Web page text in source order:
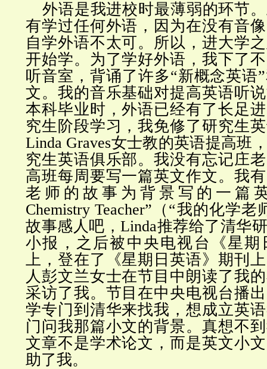
外语是我进校时最薄弱的环节
有学过任何外语，因为在没有音
自学外语不太可。所以，进大学
开始学。为了学好外语，我下了
听音室，背诵了许多“新概念英语
文。我的音乐基础对提高英语听
本科毕业时，外语已经有了长足
究生阶段学习，我免修了研究生
Linda Graves女士教的英语提高班
究生英语俱乐部。我没有忘记庄
高班每周要写一篇英文作文。我
老师的故事为背景写的一篇
Chemistry Teacher”（“我的化学
故事感人吧，Linda推荐给了清华
小报，之后被中央电视台《星期
上，登在了《星期日英语》期刊
人彭文兰女士在节目中朗读了我
采访了我。节目在中央电视台播
学专门到清华来找我，想成立英
门问我那篇小文的背景。真想不
文章不是学术论文，而是英文小
助了我。